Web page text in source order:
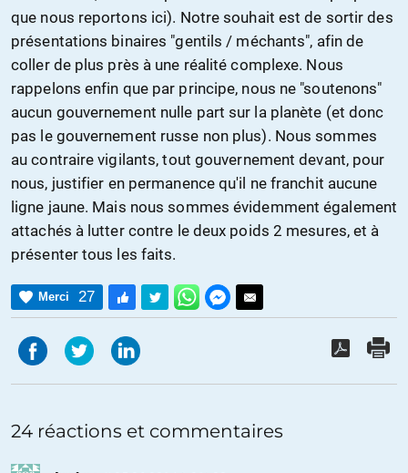
que nous reportons ici). Notre souhait est de sortir des
présentations binaires "gentils / méchants", afin de
coller de plus près à une réalité complexe. Nous
rappelons enfin que par principe, nous ne "soutenons"
aucun gouvernement nulle part sur la planète (et donc
pas le gouvernement russe non plus). Nous sommes
au contraire vigilants, tout gouvernement devant, pour
nous, justifier en permanence qu'il ne franchit aucune
ligne jaune. Mais nous sommes évidemment également
attachés à lutter contre le deux poids 2 mesures, et à
présenter tous les faits.
Merci 27
24 réactions et commentaires